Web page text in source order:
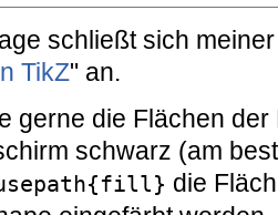
schließt sich
TikZ" an.
gerne die Flächen
schwarz (am
die